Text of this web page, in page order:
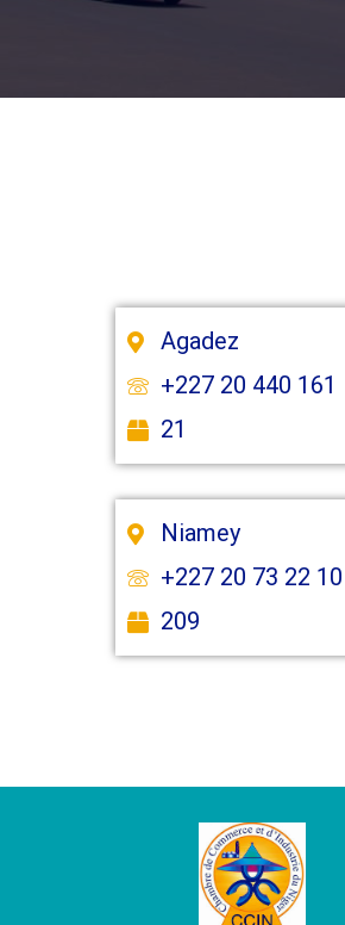
Agadez
+227 20 440 161
21
Niamey
+227 20 73 22 10
209